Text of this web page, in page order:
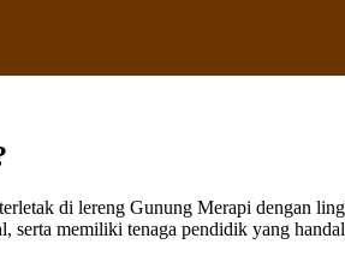
di lereng Gunung Merapi dengan
memiliki tenaga pendidik yang